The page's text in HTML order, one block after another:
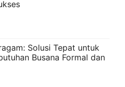
Solusi Tepat untuk
Busana Formal dan